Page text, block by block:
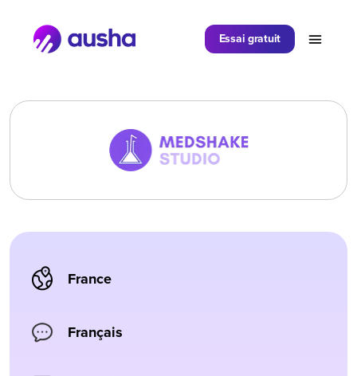
Essai gratuit
France
Français